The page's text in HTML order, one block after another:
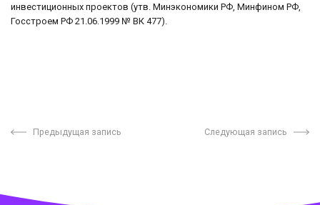
инвестиционных проектов (утв. Минэкономики РФ, Минфином РФ,
Госстроем РФ 21.06.1999 № ВК 477).
Предыдущая запись Следующая запись